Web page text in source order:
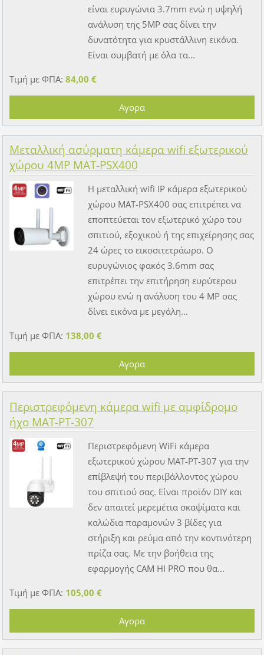
είναι ευρυγώνια 3.7mm ενώ η υψηλή
ανάλυση της 5MP σας δίνει την
δυνατότητα για κρυστάλλινη εικόνα.
Είναι συμβατή με όλα τα...
Τιμή με ΦΠΑ: 84,00 €
Μεταλλική ασύρματη κάμερα wifi εξωτερικού
χώρου 4MP MAT-PSX400
Η μεταλλική wifi IP κάμερα εξωτερικού
χώρου MAT-PSX400 σας επιτρέπει να
εποπτεύεται τον εξωτερικό χώρο του
σπιτιού, εξοχικού ή της επιχείρησης σας
24 ώρες το εικοσιτετράωρο. Ο
ευρυγώνιος φακός 3.6mm σας
επιτρέπει την επιτήρηση ευρύτερου
χώρου ενώ η ανάλυση του 4 MP σας
δίνει εικόνα με μεγάλη...
Τιμή με ΦΠΑ: 138,00 €
Περιστρεφόμενη κάμερα wifi με αμφίδρομο
ήχο MAT-PT-307
Περιστρεφόμενη WiFi κάμερα
εξωτερικού χώρου MAT-PT-307 για την
επίβλεψή του περιβάλλοντος χώρου
του σπιτιού σας. Είναι προϊόν DIY και
δεν απαιτεί μερεμέτια σκαψίματα και
καλώδια παραμονών 3 βίδες για
στήριξη και ρεύμα από την κοντινότερη
πρίζα σας. Με την βοήθεια της
εφαρμογής CAM HI PRO που θα...
Τιμή με ΦΠΑ: 105,00 €